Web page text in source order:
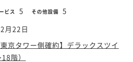
ビス 5 その他設備 5
月22日
東京タワー側確約】デラックスツイ
階）